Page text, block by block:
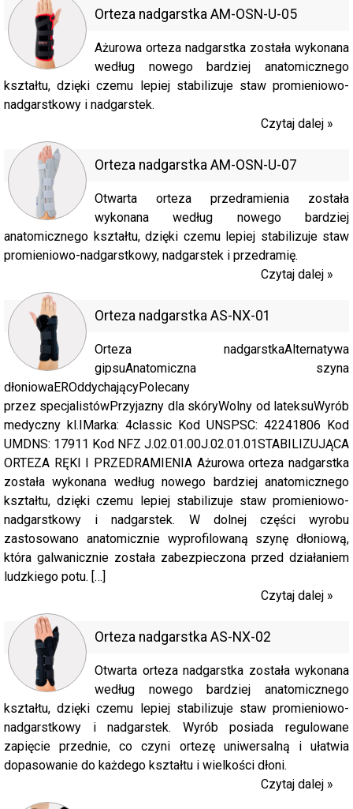
Orteza nadgarstka AM-OSN-U-05
Ażurowa orteza nadgarstka została wykonana
według nowego bardziej anatomicznego
kształtu, dzięki czemu lepiej stabilizuje staw promieniowo-
nadgarstkowy i nadgarstek.
Czytaj dalej »
Orteza nadgarstka AM-OSN-U-07
Otwarta orteza przedramienia została
wykonana według nowego bardziej
anatomicznego kształtu, dzięki czemu lepiej stabilizuje staw
promieniowo-nadgarstkowy, nadgarstek i przedramię.
Czytaj dalej »
Orteza nadgarstka AS-NX-01
Orteza nadgarstkaAlternatywa
gipsuAnatomiczna szyna
dłoniowaEROddychającyPolecany
przez specjalistówPrzyjazny dla skóryWolny od lateksuWyrób
medyczny kl.IMarka: 4classic Kod UNSPSC: 42241806 Kod
UMDNS: 17911 Kod NFZ J.02.01.00J.02.01.01STABILIZUJĄCA
ORTEZA RĘKI I PRZEDRAMIENIA Ażurowa orteza nadgarstka
została wykonana według nowego bardziej anatomicznego
kształtu, dzięki czemu lepiej stabilizuje staw promieniowo-
nadgarstkowy i nadgarstek. W dolnej części wyrobu
zastosowano anatomicznie wyprofilowaną szynę dłoniową,
która galwanicznie została zabezpieczona przed działaniem
ludzkiego potu. […]
Czytaj dalej »
Orteza nadgarstka AS-NX-02
Otwarta orteza nadgarstka została wykonana
według nowego bardziej anatomicznego
kształtu, dzięki czemu lepiej stabilizuje staw promieniowo-
nadgarstkowy i nadgarstek. Wyrób posiada regulowane
zapięcie przednie, co czyni ortezę uniwersalną i ułatwia
dopasowanie do każdego kształtu i wielkości dłoni.
Czytaj dalej »